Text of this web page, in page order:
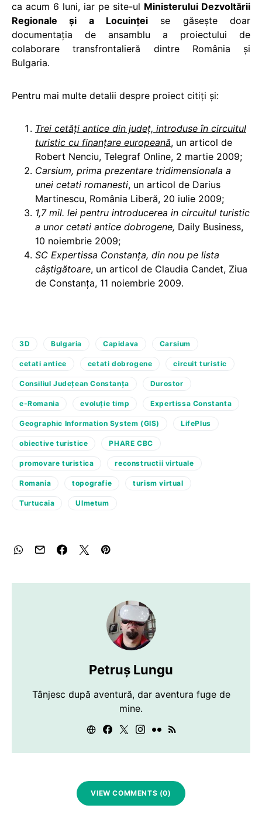
ca acum 6 luni, iar pe site-ul Ministerului Dezvoltării
Regionale şi a Locuinţei se găseşte doar
documentaţia de ansamblu a proiectului de
colaborare transfrontalieră dintre România şi
Bulgaria.
Pentru mai multe detalii despre proiect citiţi şi:
Trei cetăţi antice din judeţ, introduse în circuitul
turistic cu finanţare europeană, un articol de
Robert Nenciu, Telegraf Online, 2 martie 2009;
Carsium, prima prezentare tridimensionala a
unei cetati romanesti, un articol de Darius
Martinescu, România Liberă, 20 iulie 2009;
1,7 mil. lei pentru introducerea in circuitul turistic
a unor cetati antice dobrogene, Daily Business,
10 noiembrie 2009;
SC Expertissa Constanţa, din nou pe lista
câştigătoare, un articol de Claudia Candet, Ziua
de Constanţa, 11 noiembrie 2009.
3D Bulgaria Capidava Carsium
cetati antice cetati dobrogene circuit turistic
Consiliul Judeţean Constanţa Durostor
e-Romania evoluţie timp Expertissa Constanta
Geographic Information System (GIS) LifePlus
obiective turistice PHARE CBC
promovare turistica reconstructii virtuale
Romania topografie turism virtual
Turtucaia Ulmetum
Petruș Lungu
Tânjesc după aventură, dar aventura fuge de
mine.
VIEW COMMENTS (0)